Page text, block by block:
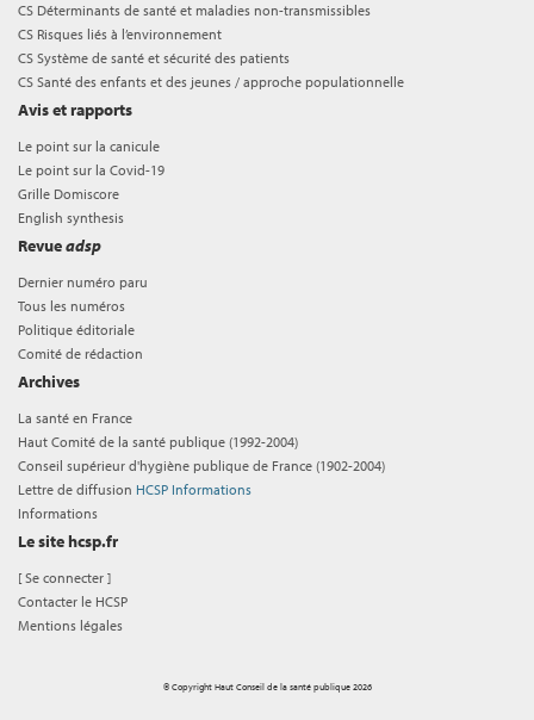
CS Déterminants de santé et maladies non-transmissibles
CS Risques liés à l’environnement
CS Système de santé et sécurité des patients
CS Santé des enfants et des jeunes / approche populationnelle
Avis et rapports
Le point sur la canicule
Le point sur la Covid-19
Grille Domiscore
English synthesis
Revueadsp
Dernier numéro paru
Tous les numéros
Politique éditoriale
Comité de rédaction
Archives
La santé en France
Haut Comité de la santé publique (1992-2004)
Conseil supérieur d'hygiène publique de France (1902-2004)
Lettre de diffusion HCSP Informations
Informations
Le site hcsp.fr
[Se connecter ]
Contacter le HCSP
Mentions légales
© Copyright Haut Conseil de la santé publique 2026